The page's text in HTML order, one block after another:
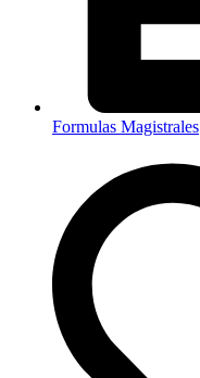
Formulas Magistrales